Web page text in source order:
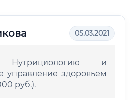
05.03.2021
Нутрициологию и
управление здоровьем
руб.).